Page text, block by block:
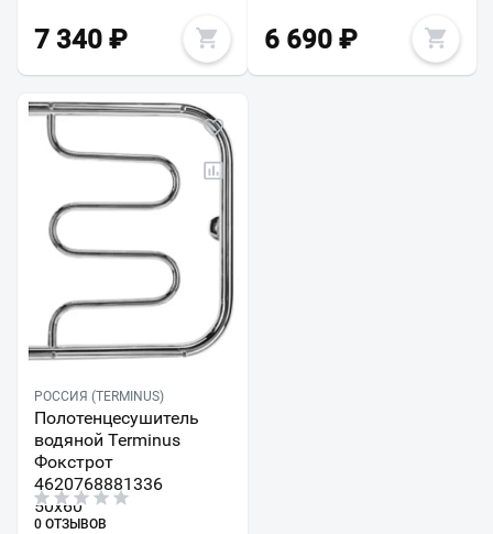
7 340 ₽ 6 690₽
РОССИЯ (TERMINUS)
Полотенцесушитель
водяной Terminus
Фокстрот
4620768881336
50х60
0 ОТЗЫВОВ